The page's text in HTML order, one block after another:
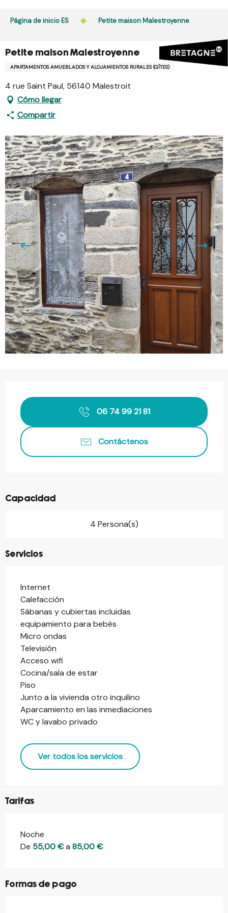
Página de inicio ES Petite maison Malestroyenne
Petite maison Malestroyenne
APARTAMENTOS AMUEBLADOS Y ALOJAMIENTOS RURALES (GÎTES)
4 rue Saint Paul, 56140 Malestroit
Cómo llegar
Compartir
06 74 99 21 81
Contáctenos
Capacidad
4 Persona(s)
Servicios
Internet
Calefacción
Sábanas y cubiertas incluidas
equipamiento para bebés
Micro ondas
Televisión
Acceso wifi
Cocina/sala de estar
Piso
Junto a la vivienda otro inquilino
Aparcamiento en las inmediaciones
WC y lavabo privado
Ver todos los servicios
Tarifas
Tarifas 2026
Noche
De 55,00 €a 85,00 €
Formas de pago